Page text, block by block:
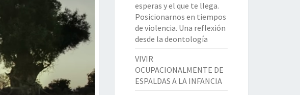
esperas y el que te llega.
Posicionarnos en tiempos
de violencia. Una reflexión
desde la deontología
VIVIR
OCUPACIONALMENTE DE
ESPALDAS A LA INFANCIA